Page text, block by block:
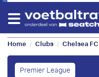
Home / Clubs / Chelsea FC
Premier League